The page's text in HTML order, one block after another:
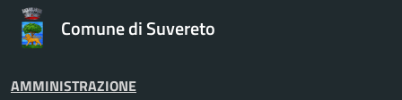
Comune di Suvereto
AMMINISTRAZIONE